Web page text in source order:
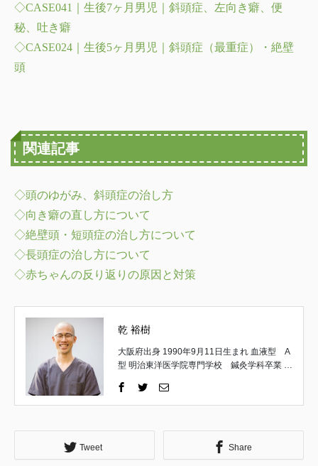
◇CASE041｜生後7ヶ月男児｜斜頭症、左向き癖、便
秘、吐き癖
◇CASE024｜生後5ヶ月男児｜斜頭症（最重症）・絶壁
頭
関連記事
◇頭のゆがみ、斜頭症の治し方
◇向き癖の直し方について
◇絶壁頭・短頭症の治し方について
◇長頭症の治し方について
◇赤ちゃんの反り返りの原因と対策
乾 裕樹
大阪府出身 1990年9月11日生まれ 血液型 A
型 明治東洋医学院専門学校 鍼灸学科卒業 取
人 日本統合手技協会 理事 一般社団法人
日本統合手技協会 公認インストラクター 京
しての経歴） 高校卒業後、18歳で施術家の道
へ。 午前は鍼灸の専門学生として学び、午後
は地元の鍼灸整骨院で夜遅くまで勤務。 主に
Tweet Share